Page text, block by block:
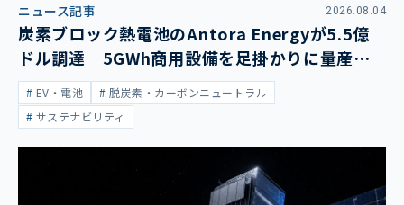
ニュース記事 2026.08.04
炭素ブロック熱電池のAntora Energyが5.5億
ドル調達 5GWh商用設備を足掛かりに量産拡
大EV・電池
脱炭素・カーボンニュートラル
サステナビリティ